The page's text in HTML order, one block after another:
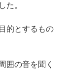
た。
的とするもの
囲の音を聞く